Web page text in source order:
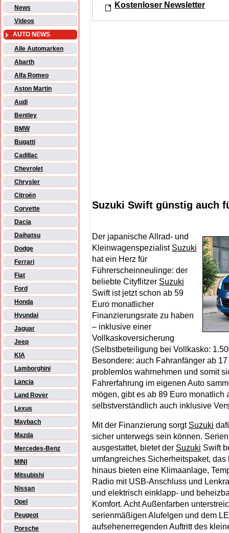
News
Videos
AUTO NEWS
Alle Automarken
Abarth
Alfa Romeo
Aston Martin
Audi
Bentley
BMW
Bugatti
Cadillac
Chevrolet
Chrysler
Citroën
Corvette
Dacia
Daihatsu
Dodge
Ferrari
Fiat
Ford
Honda
Hyundai
Jaguar
Jeep
KIA
Lamborghini
Lancia
Land Rover
Lexus
Maybach
Mazda
Mercedes-Benz
MINI
Mitsubishi
Nissan
Opel
Peugeot
Porsche
Kostenloser Newsletter
Suzuki Swift günstig auch
Der japanische Allrad- und
Kleinwagenspezialist Suzuki
hat ein Herz für
Führerscheinneulinge: der
beliebte Cityflitzer Suzuki
Swift ist jetzt schon ab 59
Euro monatlicher
Finanzierungsrate zu haben
– inklusive einer
Vollkaskoversicherung
(Selbstbeteiligung bei Vollkasko:
Besondere: auch Fahranfänger ab
problemlos wahrnehmen und somit
Fahrerfahrung im eigenen Auto
mögen, gibt es ab 89 Euro
selbstverständlich auch inklusive
Mit der Finanzierung sorgt Suzuki
sicher unterwegs sein können.
ausgestattet, bietet der Suzuki Swift
umfangreiches Sicherheitspaket,
hinaus bieten eine Klimaanlage,
Radio mit USB-Anschluss und
und elektrisch einklapp- und
Komfort. Acht Außenfarben
serienmäßigen Alufelgen und dem
aufsehenerregenden Auftritt des